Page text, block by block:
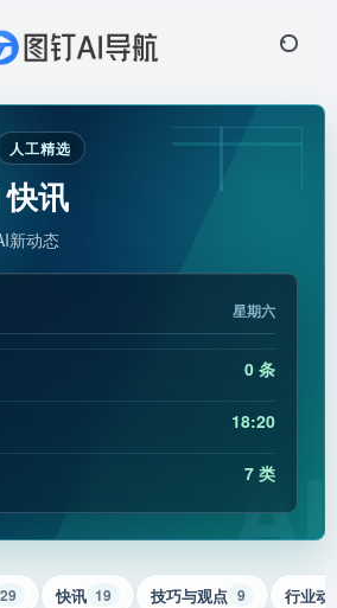
AI
人工精选
讯
新动态
星期六
0 条
18:20
7 类
29 快讯 19 技巧与观点 9 行业动